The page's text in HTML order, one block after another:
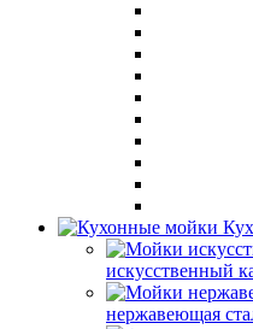
искусственный
нержавеющая